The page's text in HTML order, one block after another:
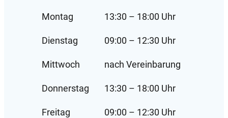
Montag 13:30 – 18:00 Uhr
Dienstag 09:00 – 12:30 Uhr
Mittwoch nach Vereinbarung
Donnerstag 13:30 – 18:00 Uhr
Freitag 09:00 – 12:30 Uhr